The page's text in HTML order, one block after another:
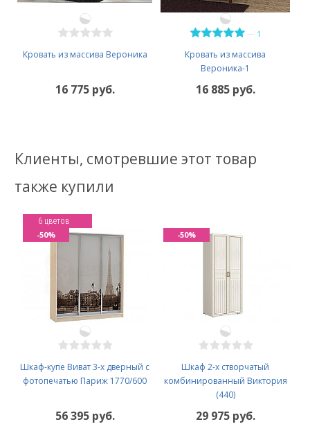
Кровать из массива Вероника
16 775 руб.
1
Кровать из массива
Вероника-1
16 885 руб.
Клиенты, смотревшие этот товар
также купили
Шкаф-купе Виват 3-х дверный с
фотопечатью Париж 1770/600
6 цветов
56 395 руб.
-50%
Шкаф 2-х створчатый
комбинированный Виктория
(440)
29 975 руб.
-50%